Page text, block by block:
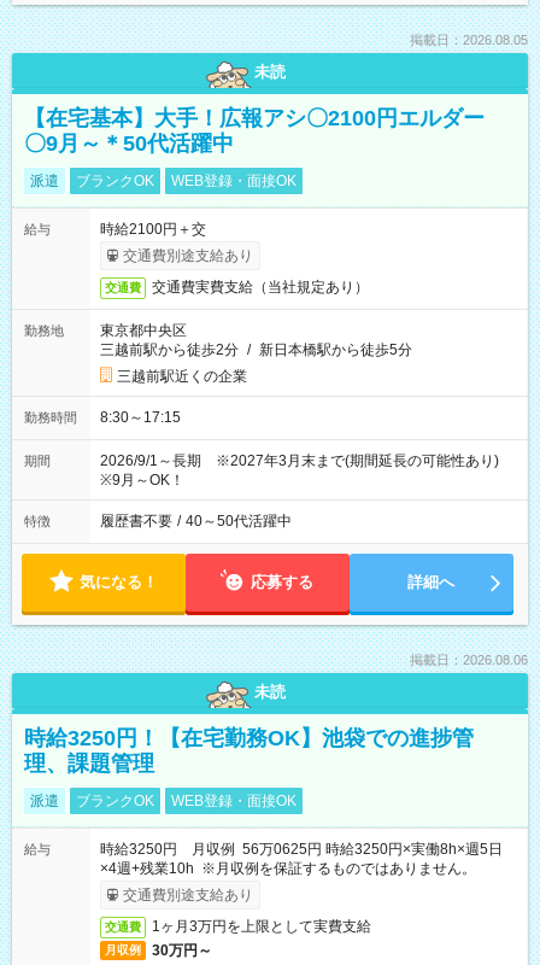
掲載日：2026.08.05
未読
【在宅基本】大手！広報アシ〇2100円エルダー
〇9月～＊50代活躍中
派遣 ブランクOK WEB登録・面接OK
給与
時給2100円＋交
交通費別途支給あり
交通費 交通費実費支給（当社規定あり）
勤務地
東京都中央区
三越前駅から徒歩2分 / 新日本橋駅から徒歩5分
三越前駅近くの企業
勤務時間 8:30～17:15
期間
2026/9/1～長期 ※2027年3月末まで(期間延長の可能性あり)
※9月～OK！
特徴 履歴書不要 / 40～50代活躍中
気になる！ 応募する 詳細へ
掲載日：2026.08.06
未読
時給3250円！【在宅勤務OK】池袋での進捗管
理、課題管理
派遣 ブランクOK WEB登録・面接OK
給与
時給3250円 月収例 56万0625円 時給3250円×実働8h×週5日
×4週+残業10h ※月収例を保証するものではありません。
交通費別途支給あり
交通費 1ヶ月3万円を上限として実費支給
月収例 30万円～